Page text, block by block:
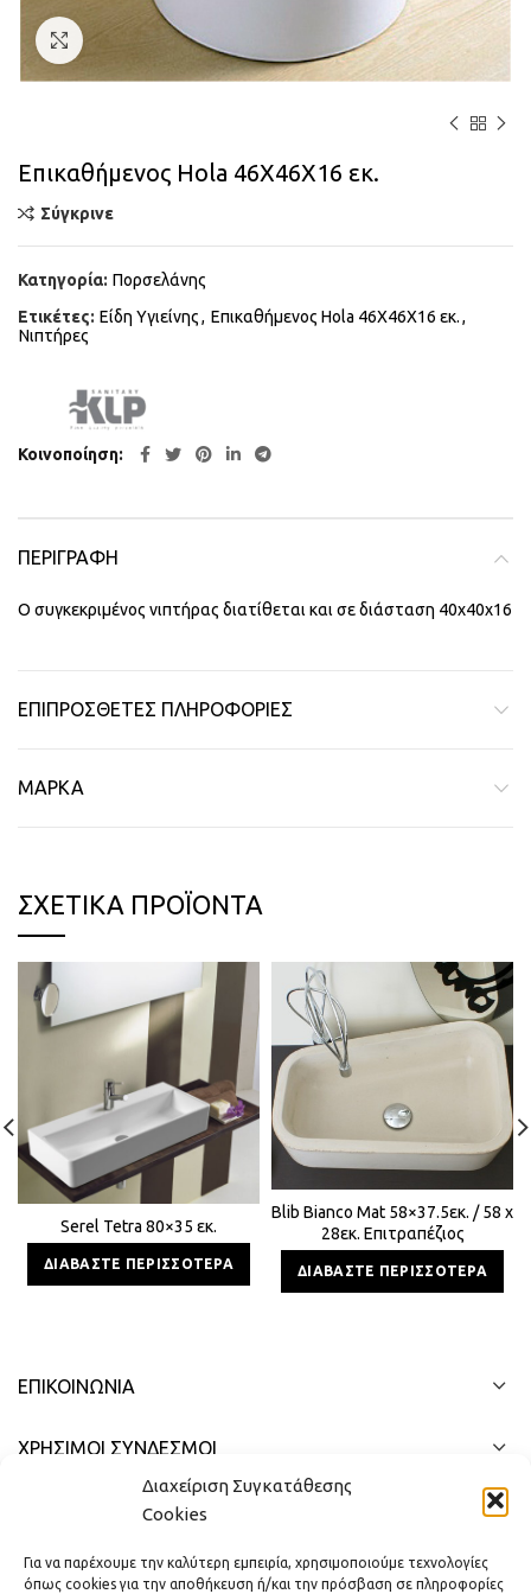
Διαχείριση Συγκατάθεσης
Cookies
Για να παρέχουμε την καλύτερη εμπειρία, χρησιμοποιούμε τεχνολογίες
όπως cookies για την αποθήκευση ή/και την πρόσβαση σε πληροφορίες
Κάντε κλικ για μεγέθυνση
Επικαθήμενος Hola 46Χ46Χ16 εκ.
Σύγκρινε
Κατηγορία: Πορσελάνης
Ετικέτες: Είδη Υγιείνης, Επικαθήμενος Hola 46Χ46Χ16 εκ.,
Νιπτήρες
Κοινοποίηση
ΠΕΡΙΓΡΑΦΉ
Ο συγκεκριμένος νιπτήρας διατίθεται και σε διάσταση 40χ40χ16
ΕΠΙΠΡΌΣΘΕΤΕΣ ΠΛΗΡΟΦΟΡΊΕΣ
ΜΆΡΚΑ
ΣΧΕΤΙΚΆ ΠΡΟΪΌΝΤΑ
Serel Tetra 80×35 εκ.
ΔΙΑΒΆΣΤΕ ΠΕΡΙΣΣΌΤΕΡΑ
Blib Bianco Mat 58×37.5εκ. / 58 x
28εκ. Επιτραπέζιος
Τσιμεντένιος Νιπτήρας
ΔΙΑΒΆΣΤΕ ΠΕΡΙΣΣΌΤΕΡΑ
ΕΠΙΚΟΙΝΩΝΊΑ
ΧΡΗΣΙΜΟΙ ΣΥΝΔΕΣΜΟΙ
ΓΡΉΓΟΡΟ ΜΕΝΟΎ